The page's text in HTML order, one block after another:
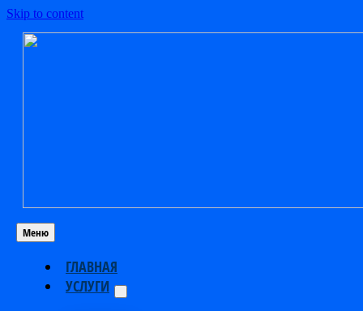
Skip to content
Меню
ГЛАВНАЯ
УСЛУГИ